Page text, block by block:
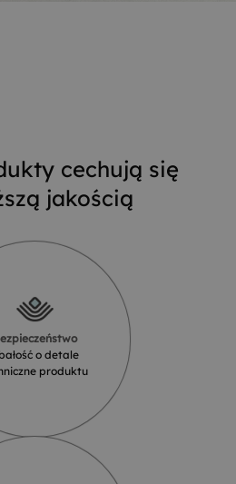
cechują się
jakością
o detale
produktu